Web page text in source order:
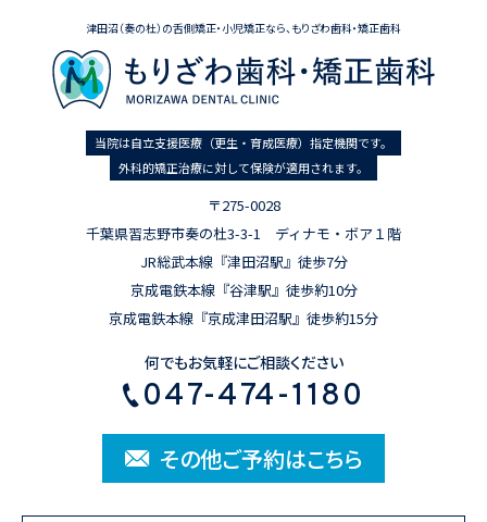
津田沼（奏の杜）の舌側矯正・小児矯正なら、もりざわ歯科・矯正歯科
当院は自立支援医療（更生・育成医療）指定機関です。
外科的矯正治療に対して保険が適用されます。
〒275-0028
千葉県習志野市奏の杜3-3-1 ディナモ・ボア１階
JR総武本線『津田沼駅』徒歩7分
京成電鉄本線『谷津駅』徒歩約10分
京成電鉄本線『京成津田沼駅』徒歩約15分
何でもお気軽にご相談ください
047-474-1180
その他ご予約はこちら